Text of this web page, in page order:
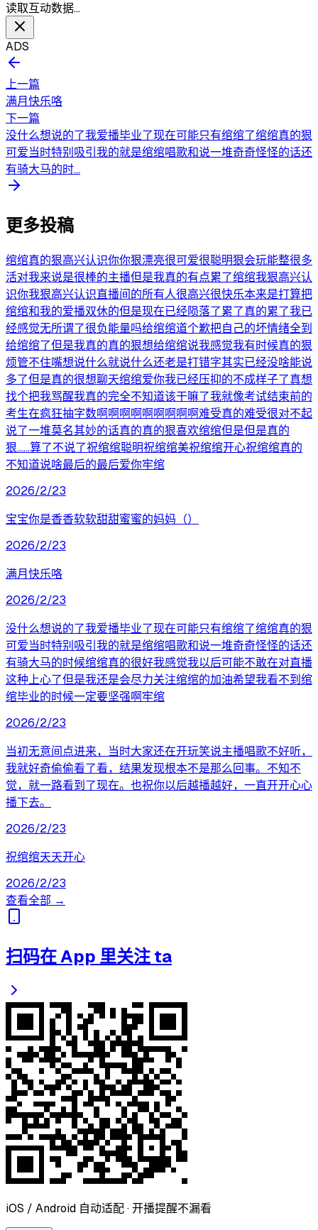
读取互动数据…
ADS
上一篇
满月快乐咯
下一篇
没什么想说的了我爱播毕业了现在可能只有绾绾了绾绾真的狠
可爱当时特别吸引我的就是绾绾唱歌和说一堆奇奇怪怪的话还
有骑大马的时...
更多投稿
绾绾真的狠高兴认识你你狠漂亮很可爱很聪明狠会玩能整很多
活对我来说是很棒的主播但是我真的有点累了绾绾我狠高兴认
识你我狠高兴认识直播间的所有人很高兴很快乐本来是打算把
绾绾和我的爱播双休的但是现在已经陨落了累了真的累了我已
经感觉无所谓了很负能量吗给绾绾道个歉把自己的坏情绪全到
给绾绾了但是我真的真的狠想给绾绾说我感觉我有时候真的狠
烦管不住嘴想说什么就说什么还老是打错字其实已经没啥能说
多了但是真的很想聊天绾绾爱你我已经压抑的不成样子了真想
找个把我骂醒我真的完全不知道该干嘛了我就像考试结束前的
考生在疯狂抽字数啊啊啊啊啊啊啊啊啊难受真的难受很对不起
说了一堆莫名其妙的话真的真的狠喜欢绾绾但是但是真的
狠……算了不说了祝绾绾聪明祝绾绾美祝绾绾开心祝绾绾真的
不知道说啥最后的最后爱你牢绾
2026/2/23
宝宝你是香香软软甜甜蜜蜜的妈妈（）
2026/2/23
满月快乐咯
2026/2/23
没什么想说的了我爱播毕业了现在可能只有绾绾了绾绾真的狠
可爱当时特别吸引我的就是绾绾唱歌和说一堆奇奇怪怪的话还
有骑大马的时候绾绾真的很好我感觉我以后可能不敢在对直播
这种上心了但是我还是会尽力关注绾绾的加油希望我看不到绾
绾毕业的时候一定要坚强啊牢绾
2026/2/23
当初无意间点进来，当时大家还在开玩笑说主播唱歌不好听，
我就好奇偷偷看了看，结果发现根本不是那么回事。不知不
觉，就一路看到了现在。也祝你以后越播越好，一直开开心心
播下去。
2026/2/23
祝绾绾天天开心
2026/2/23
查看全部 →
扫码在 App 里关注 ta
iOS / Android 自动适配 · 开播提醒不漏看